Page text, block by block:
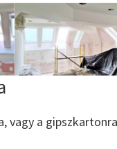
vagy a gipszkartonra